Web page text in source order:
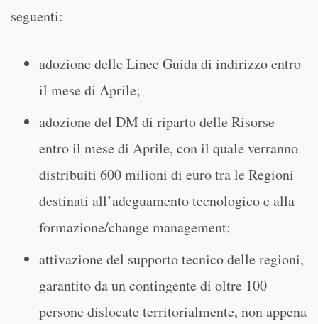
seguenti:
adozione delle Linee Guida di indirizzo entro
il mese di Aprile;
adozione del DM di riparto delle Risorse
entro il mese di Aprile, con il quale verranno
distribuiti 600 milioni di euro tra le Regioni
destinati all’adeguamento tecnologico e alla
formazione/change management;
attivazione del supporto tecnico delle regioni,
garantito da un contingente di oltre 100
persone dislocate territorialmente, non appena